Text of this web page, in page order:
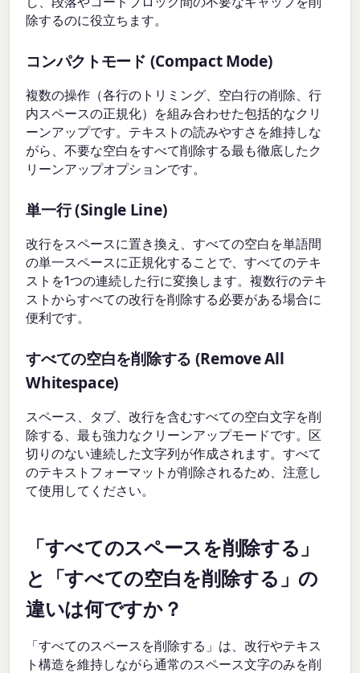
除するのに役立ちます。
コンパクトモード (Compact Mode)
複数の操作（各行のトリミング、空白行の削除、行
内スペースの正規化）を組み合わせた包括的なクリ
ーンアップです。テキストの読みやすさを維持しな
がら、不要な空白をすべて削除する最も徹底したク
リーンアップオプションです。
単一行 (Single Line)
改行をスペースに置き換え、すべての空白を単語間
の単一スペースに正規化することで、すべてのテキ
ストを1つの連続した行に変換します。複数行のテキ
ストからすべての改行を削除する必要がある場合に
便利です。
すべての空白を削除する (Remove All
Whitespace)
スペース、タブ、改行を含むすべての空白文字を削
除する、最も強力なクリーンアップモードです。区
切りのない連続した文字列が作成されます。すべて
のテキストフォーマットが削除されるため、注意し
て使用してください。
「すべてのスペースを削除する」
と「すべての空白を削除する」の
違いは何ですか？
「すべてのスペースを削除する」は、改行やテキス
ト構造を維持しながら通常のスペース文字のみを削